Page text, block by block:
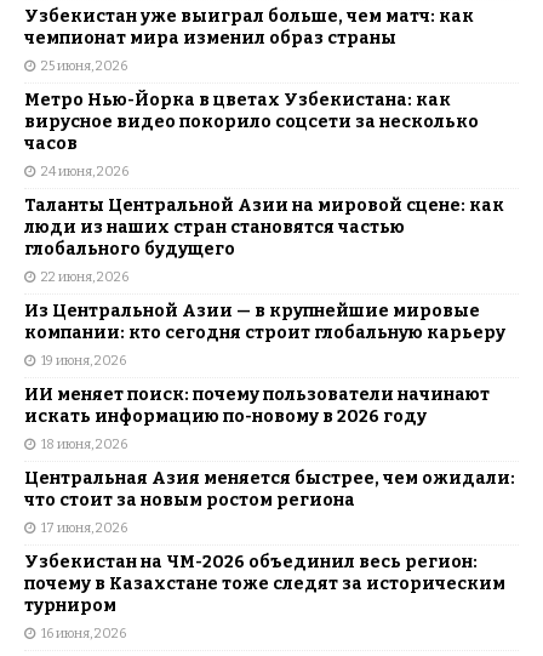
Узбекистан уже выиграл больше, чем матч: как
чемпионат мира изменил образ страны
25 июня, 2026
Метро Нью-Йорка в цветах Узбекистана: как
вирусное видео покорило соцсети за несколько
часов
24 июня, 2026
Таланты Центральной Азии на мировой сцене: как
люди из наших стран становятся частью
глобального будущего
22 июня, 2026
Из Центральной Азии — в крупнейшие мировые
компании: кто сегодня строит глобальную карьеру
19 июня, 2026
ИИ меняет поиск: почему пользователи начинают
искать информацию по-новому в 2026 году
18 июня, 2026
Центральная Азия меняется быстрее, чем ожидали:
что стоит за новым ростом региона
17 июня, 2026
Узбекистан на ЧМ-2026 объединил весь регион:
почему в Казахстане тоже следят за историческим
турниром
16 июня, 2026